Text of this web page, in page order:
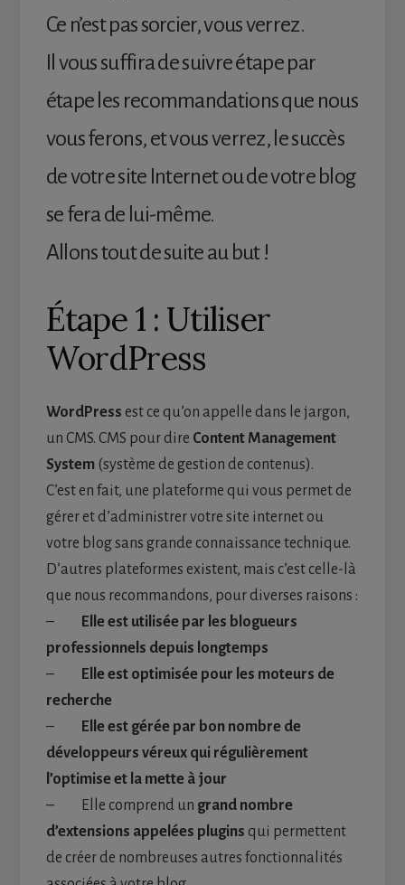
Ce n’est pas sorcier, vous verrez.
Il vous suffira de suivre étape par
étape les recommandations que nous
vous ferons, et vous verrez, le succès
de votre site Internet ou de votre blog
se fera de lui-même.
Allons tout de suite au but !
Étape 1 : Utiliser
WordPress
WordPress est ce qu’on appelle dans le jargon,
un CMS. CMS pour dire Content Management
System(système de gestion de contenus).
C’est en fait, une plateforme qui vous permet de
gérer et d’administrer votre site internet ou
votre blog sans grande connaissance technique.
D’autres plateformes existent, mais c’est celle-là
que nous recommandons, pour diverses raisons :
–
Elle est utilisée par les blogueurs
professionnels depuis longtemps
–
Elle est optimisée pour les moteurs de
recherche
–
Elle est gérée par bon nombre de
développeurs véreux qui régulièrement
l’optimise et la mette à jour
– Elle comprend un grand nombre
d’extensions appelées plugins qui permettent
de créer de nombreuses autres fonctionnalités